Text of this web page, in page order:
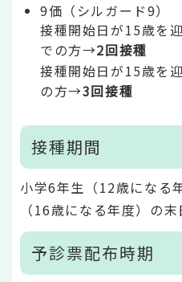
9価（シルガード9）
接種開始日が15歳を
での方→2回接種
接種開始日が15歳を
の方→3回接種
接種期間
小学6年生（12歳になる
（16歳になる年度）の末
予診票配布時期